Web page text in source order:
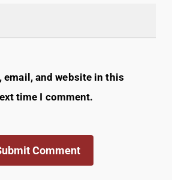
email, and website in this
time I comment.